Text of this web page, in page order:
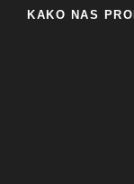
KAKO NAS